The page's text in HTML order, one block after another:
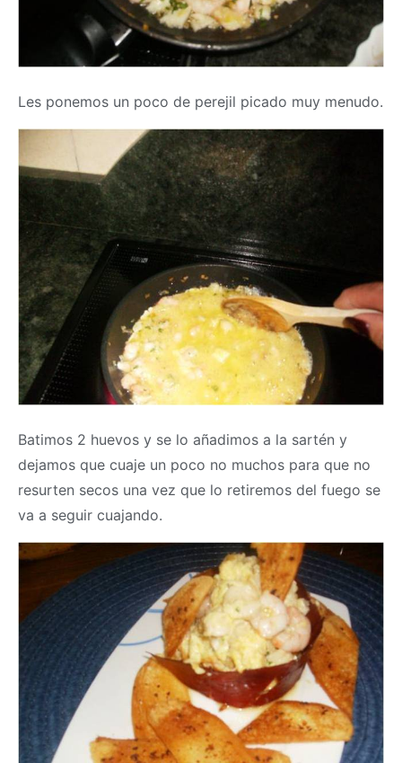
Les ponemos un poco de perejil picado muy menudo.
Batimos 2 huevos y se lo añadimos a la sartén y
dejamos que cuaje un poco no muchos para que no
resurten secos una vez que lo retiremos del fuego se
va a seguir cuajando.